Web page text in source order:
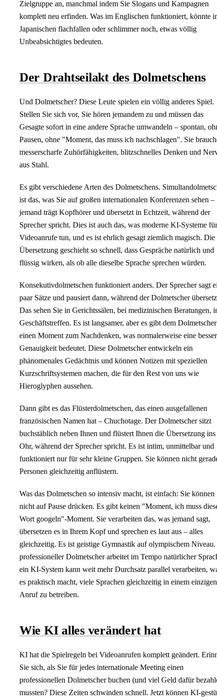
Zielgruppe an, manchmal indem Sie Slogans und Kampagnen
komplett neu erfinden. Was im Englischen funktioniert, könnte
Japanischen flachfallen oder schlimmer noch, etwas völlig
Unbeabsichtigtes bedeuten.
Der Drahtseilakt des Dolmetschens
Und Dolmetscher? Diese Leute spielen ein völlig anderes Spiel.
Stellen Sie sich vor, Sie hören jemandem zu und müssen das
Gesagte sofort in eine andere Sprache umwandeln – spontan,
Pausen, ohne "Moment, das muss ich nachschlagen". Sie
messerscharfe Zuhörfähigkeiten, blitzschnelles Denken und
aus Stahl.
Es gibt verschiedene Arten des Dolmetschens.
ist das, was Sie auf großen internationalen Konferenzen sehen –
jemand trägt Kopfhörer und übersetzt in Echtzeit, während der
Sprecher spricht. Dies ist auch das, was moderne KI-Systeme für
Videoanrufe tun, und es ist ehrlich gesagt ziemlich magisch. Die
Übersetzung geschieht so schnell, dass Gespräche natürlich und
flüssig wirken, als ob alle dieselbe Sprache sprechen würden.
Konsekutivdolmetschen funktioniert anders. Der Sprecher sagt
paar Sätze und pausiert dann, während der Dolmetscher
Das sehen Sie in Gerichtssälen, bei medizinischen Beratungen,
Geschäftstreffen. Es ist langsamer, aber es gibt dem Dolmetscher
einen Moment zum Nachdenken, was normalerweise eine
Genauigkeit bedeutet. Diese Dolmetscher entwickeln ein
phänomenales Gedächtnis und können Notizen mit speziellen
Kurzschriftsystemen machen, die für den Rest von uns wie
Hieroglyphen aussehen.
Dann gibt es das Flüsterdolmetschen, das einen ausgefallenen
französischen Namen hat – Chuchotage. Der Dolmetscher sitzt
buchstäblich neben Ihnen und flüstert Ihnen die Übersetzung ins
Ohr, während der Sprecher spricht. Es ist intim, unmittelbar und
funktioniert nur für sehr kleine Gruppen. Sie können nicht
Personen gleichzeitig anflüstern.
Was das Dolmetschen so intensiv macht, ist einfach: Sie können
nicht auf Pause drücken. Es gibt keinen "Moment, ich muss
Wort googeln"-Moment. Sie verarbeiten das, was jemand sagt,
übersetzen es in Ihrem Kopf und sprechen es laut aus – alles
gleichzeitig. Es ist geistige Gymnastik auf olympischem
professioneller Dolmetscher arbeitet im Tempo natürlicher
ein KI-System kann weit mehr Durchsatz parallel verarbeiten,
es praktisch macht, viele Sprachen gleichzeitig in einem einzigen
Anruf zu betreiben.
Wie KI alles verändert hat
KI hat die Spielregeln bei Videoanrufen komplett geändert.
Sie sich, als Sie für jedes internationale Meeting einen
professionellen Dolmetscher buchen (und viel Geld dafür
mussten? Diese Zeiten schwinden schnell. Jetzt können KI-